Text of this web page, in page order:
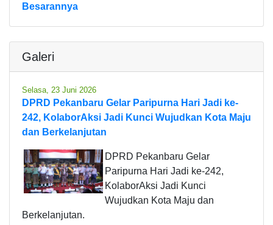
Besarannya
Galeri
Selasa, 23 Juni 2026
DPRD Pekanbaru Gelar Paripurna Hari Jadi ke-
242, KolaborAksi Jadi Kunci Wujudkan Kota Maju
dan Berkelanjutan
DPRD Pekanbaru Gelar
Paripurna Hari Jadi ke-242,
KolaborAksi Jadi Kunci
Wujudkan Kota Maju dan
Berkelanjutan.